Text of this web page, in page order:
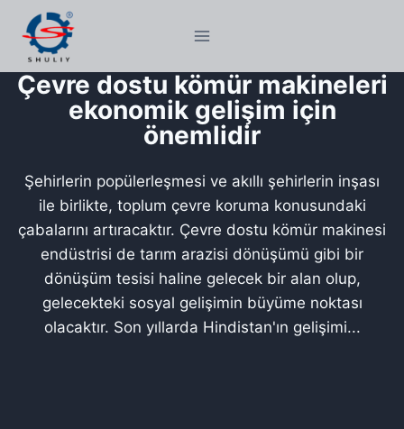
content
Çevre dostu kömür makineleri
ekonomik gelişim için
önemlidir
Şehirlerin popülerleşmesi ve akıllı şehirlerin inşası
ile birlikte, toplum çevre koruma konusundaki
çabalarını artıracaktır. Çevre dostu kömür makinesi
endüstrisi de tarım arazisi dönüşümü gibi bir
dönüşüm tesisi haline gelecek bir alan olup,
gelecekteki sosyal gelişimin büyüme noktası
olacaktır. Son yıllarda Hindistan'ın gelişimi...